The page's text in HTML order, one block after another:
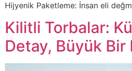
Hijyenik Paketleme: İnsan eli
Kilitli Torbalar:
Detay, Büyük Bir